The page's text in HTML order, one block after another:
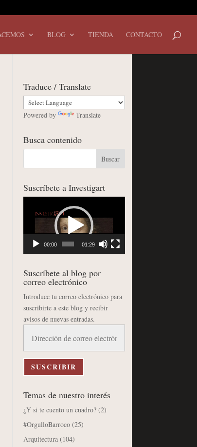
BLOG TIENDA CONTACTO
Traduce / Translate
Powered by Translate
Busca contenido
Suscríbete a Investigart
00:00 01:29
Suscríbete al blog por
correo electrónico
Introduce tu correo electrónico para
suscribirte a este blog y recibir
avisos de nuevas entradas.
correo
electrónico
SUSCRIBIR
Temas de nuestro interés
¿Y si te cuento un cuadro? (2)
#OrgulloBarroco (25)
Arquitectura (104)